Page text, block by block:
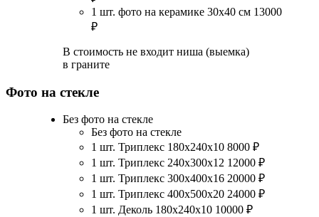
1 шт. фото на керамике 30х40 см 13000
₽
В стоимость не входит ниша (выемка)
в граните
Фото на стекле
Без фото на стекле
Без фото на стекле
1 шт. Триплекс 180х240х10 8000 ₽
1 шт. Триплекс 240х300х12 12000 ₽
1 шт. Триплекс 300х400х16 20000 ₽
1 шт. Триплекс 400х500х20 24000 ₽
1 шт. Деколь 180х240х10 10000 ₽